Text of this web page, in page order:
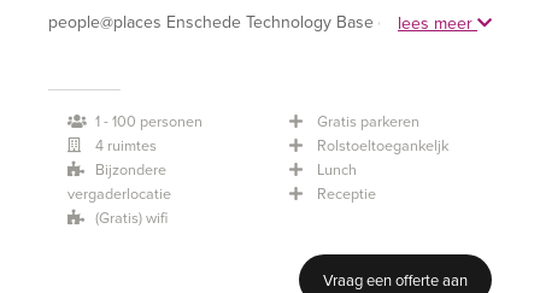
people@places Enschede Technology Base een unieke
te werken. Technology Base is gelegen op Vliegveld
Twente met een groen en ruig terrein en is bij uitstek de
proeftuin voor bedrijven die willen vernieuwen.
people@places Enschede Technology Base ligt in het
groen en is uitstekend bereikbaar per auto op het korte
lees meer
1 - 100 personen
4 ruimtes
Bijzondere
vergaderlocatie
(Gratis) wifi
Gratis parkeren
Rolstoeltoegankeljk
Lunch
Receptie
Vraag een offerte aan